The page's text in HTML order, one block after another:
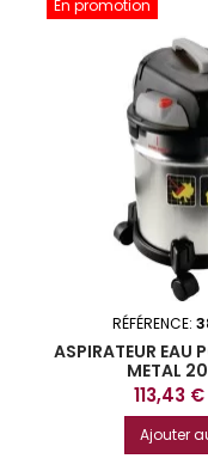
En promotion
RÉFÉRENCE:
ASPIRATEUR EAU
METAL
Prix
113,43 €
Ajouter